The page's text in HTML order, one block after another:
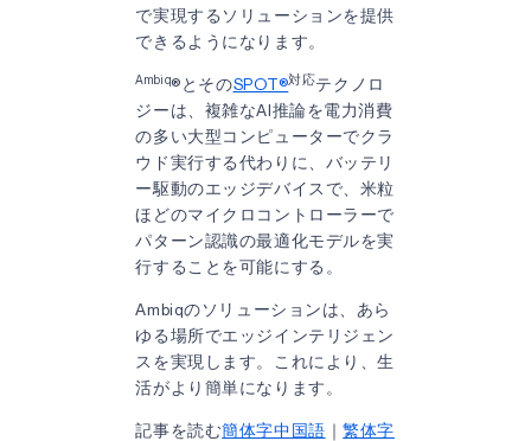
で実現するソリューションを提供
できるようになります。
Ambiq®とそのSPOT®対応テクノロ
ジーは、複雑なAI推論を電力消費
の多い大型コンピューターでクラ
ウド実行する代わりに、バッテリ
ー駆動のエッジデバイスで、米粒
ほどのマイクロコントローラーで
パターン認識の最適化モデルを実
行することを可能にする。
Ambiqのソリューションは、あら
ゆる場所でエッジインテリジェン
スを実現します。これにより、生
活がより簡単になります。
記事を読む簡体字中国語 ｜繁体字